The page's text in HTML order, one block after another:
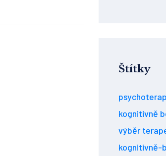
Štítky
kognitivně
výběr
kognitivně-